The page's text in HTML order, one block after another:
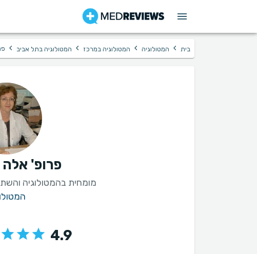
בית › המטולוגיה › המטולוגיה במרכז › המטולוגיה בתל אביב ›
פרופ'
מומחית בהמטולוגיה
4.9